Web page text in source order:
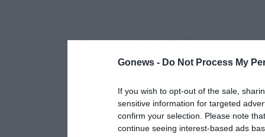
Gonews - Do Not Process My
If you wish to opt-out of the sale,
sensitive information for targeted
confirm your selection. Please note
continue seeing interest-based ads